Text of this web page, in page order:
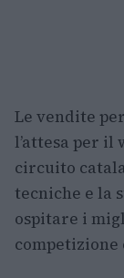
Le vendite
l’attesa per il
circuito
tecniche e la
ospitare i
competizione